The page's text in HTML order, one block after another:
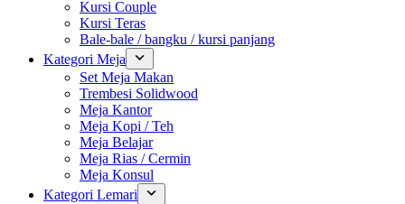
Kursi Couple
Kursi Teras
Bale-bale / bangku / kursi panjang
Kategori Meja
Set Meja Makan
Trembesi Solidwood
Meja Kantor
Meja Kopi / Teh
Meja Belajar
Meja Rias / Cermin
Meja Konsul
Kategori Lemari